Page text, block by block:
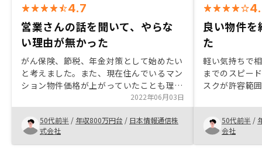
4.7
営業さんの話を聞いて、やらな
い理由が無かった
がん保険、節税、年金対策として始めたい
と考えました。また、現在住んでいるマン
ション物件価格が上がっていたことも理由
の一つです。 様々な物件や他社複数社と
の比較の結果、物件及びサービスにおいて
納得のいくご提案をいただき決断に至りま
した。 今では一度決めかけた他社関西物
件において、考え直すキッカケをいただい
2022年06月03日
50代前半 / 年収800万円台 / 日本情報通信株
式会社
良い物件
た
軽い気持ちで
までのスピー
スクが許容範
正直なところ
すが、期待値
ました。手続
にされた方が
50代前半 /
会社